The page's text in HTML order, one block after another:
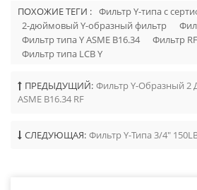
ПОХОЖИЕ ТЕГИ : Фильтр Y-типа с
2-дюймовый Y-образный фильтр
Фильтр типа Y ASME B16.34
Фильтр
Фильтр типа LCB Y
ПРЕДЫДУЩИЙ: Фильтр Y-Образный 2
ASME B16.34 RF
СЛЕДУЮЩАЯ: Фильтр Y-Типа 3/4"